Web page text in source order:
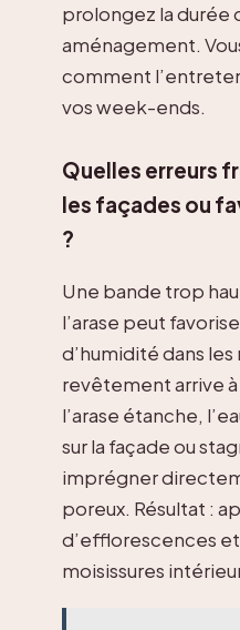
prolongez la durée
aménagement.
comment
vos week-ends.
Quelles erreurs
les façades ou
?
Une bande trop
l’arase peut
d’humidité dans les
revêtement arrive
l’arase étanche,
sur la façade ou
imprégner
poreux. Résultat :
d’efflorescences
moisissures